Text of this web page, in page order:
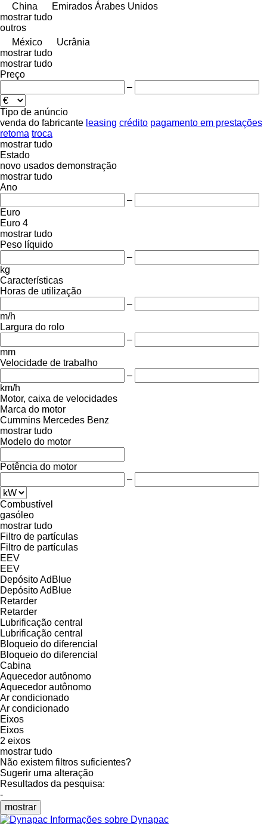
China
Emirados Árabes Unidos
mostrar tudo
outros
México
Ucrânia
mostrar tudo
mostrar tudo
Preço
–
Tipo de anúncio
venda do fabricante leasing crédito pagamento em prestações
retoma troca
mostrar tudo
Estado
novo usados demonstração
mostrar tudo
Ano
–
Euro
Euro 4
mostrar tudo
Peso líquido
–
kg
Características
Horas de utilização
–
m/h
Largura do rolo
–
mm
Velocidade de trabalho
–
km/h
Motor, caixa de velocidades
Marca do motor
Cummins Mercedes Benz
mostrar tudo
Modelo do motor
Potência do motor
–
Combustível
gasóleo
mostrar tudo
Filtro de partículas
Filtro de partículas
EEV
EEV
Depósito AdBlue
Depósito AdBlue
Retarder
Retarder
Lubrificação central
Lubrificação central
Bloqueio do diferencial
Bloqueio do diferencial
Cabina
Aquecedor autônomo
Aquecedor autônomo
Ar condicionado
Ar condicionado
Eixos
Eixos
2 eixos
mostrar tudo
Não existem filtros suficientes?
Sugerir uma alteração
Resultados da pesquisa:
-
mostrar
Informações sobre Dynapac